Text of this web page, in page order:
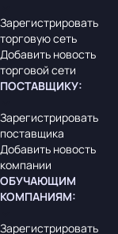
Зарегистрировать
торговую сеть
Добавить новость
торговой сети
ПОСТАВЩИКУ:
Зарегистрировать
поставщика
Добавить новость
компании
ОБУЧАЮЩИМ
КОМПАНИЯМ:
Зарегистрировать